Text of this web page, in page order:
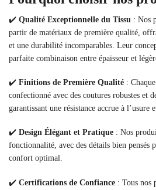
✔️ Qualité Exceptionnelle du Tissu : Nos
partir de matériaux de première qualité,
et une durabilité incomparables. Leur
parfaite combinaison entre épaisseur et
✔️ Finitions de Première Qualité :
confectionné avec des coutures robustes et
garantissant une résistance accrue à l’usure
✔️ Design Élégant et Pratique : Nos
fonctionnalité, avec des détails bien
confort optimal.
✔️ Certifications de Confiance : Tous nos